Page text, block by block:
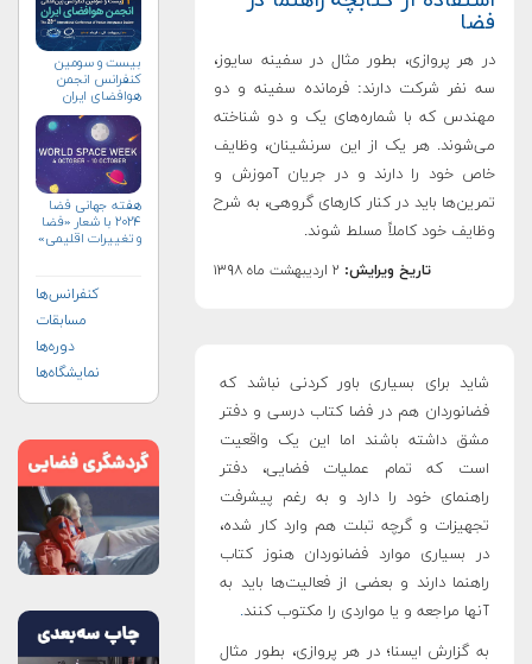
فضا
در هر پروازی، بطور مثال در سفینه سایوز،
سه نفر شرکت دارند: فرمانده سفینه و دو
مهندس که با شماره‌های یک و دو شناخته
می‌شوند. هر یک از این سرنشینان، وظایف
خاص خود را دارند و در جریان آموزش و
تمرین‌ها باید در کنار کارهای گروهی، به شرح
وظایف خود کاملاً مسلط شوند.
تاریخ ویرایش: ۲ اردیبهشت ماه ۱۳۹۸
شاید برای بسیاری باور کردنی نباشد که
فضانوردان هم در فضا کتاب درسی و دفتر
مشق داشته باشند اما این یک واقعیت
است که تمام عملیات فضایی، دفتر
راهنمای خود را دارد و به رغم پیشرفت
تجهیزات و گرچه تبلت هم وارد کار شده،
در بسیاری موارد فضانوردان هنوز کتاب
راهنما دارند و بعضی از فعالیت‌ها باید به
آنها مراجعه و یا مواردی را مکتوب کنند.
به گزارش ایسنا؛ در هر پروازی، بطور مثال
بیست و سومین
کنفرانس انجمن
هوافضای ايران
هفته جهانی فضا
۲۰۲۴ با شعار «فضا
و تغییرات اقلیمی»
کنفرانس‌ها
مسابقات
دوره‌ها
نمایشگاه‌ها